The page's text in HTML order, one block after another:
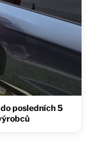
posledních 5